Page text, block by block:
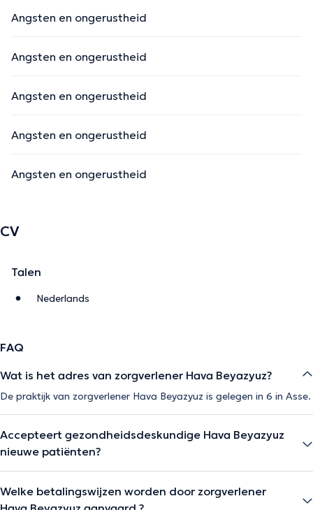
Angsten en ongerustheid
Angsten en ongerustheid
Angsten en ongerustheid
Angsten en ongerustheid
Angsten en ongerustheid
CV
Talen
Nederlands
FAQ
Wat is het adres van zorgverlener Hava Beyazyuz?
De praktijk van zorgverlener Hava Beyazyuz is gelegen in 6 in Asse.
Accepteert gezondheidsdeskundige Hava Beyazyuz
nieuwe patiënten?
Welke betalingswijzen worden door zorgverlener